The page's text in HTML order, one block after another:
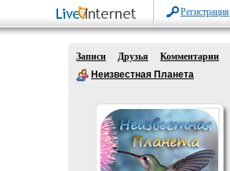
Регистрация
Записи Друзья
Комментарии
Неизвестная Планета